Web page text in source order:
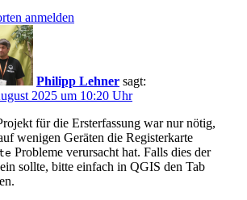
anmelden
Philipp Lehner sagt:
2025 um 10:20 Uhr
für die Ersterfassung war nur nötig,
wenigen Geräten die Registerkarte
Probleme verursacht hat. Falls dies der
sollte, bitte einfach in QGIS den Tab